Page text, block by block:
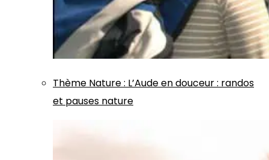
Thème Nature: L’Aude en douceur : randos
et pauses nature